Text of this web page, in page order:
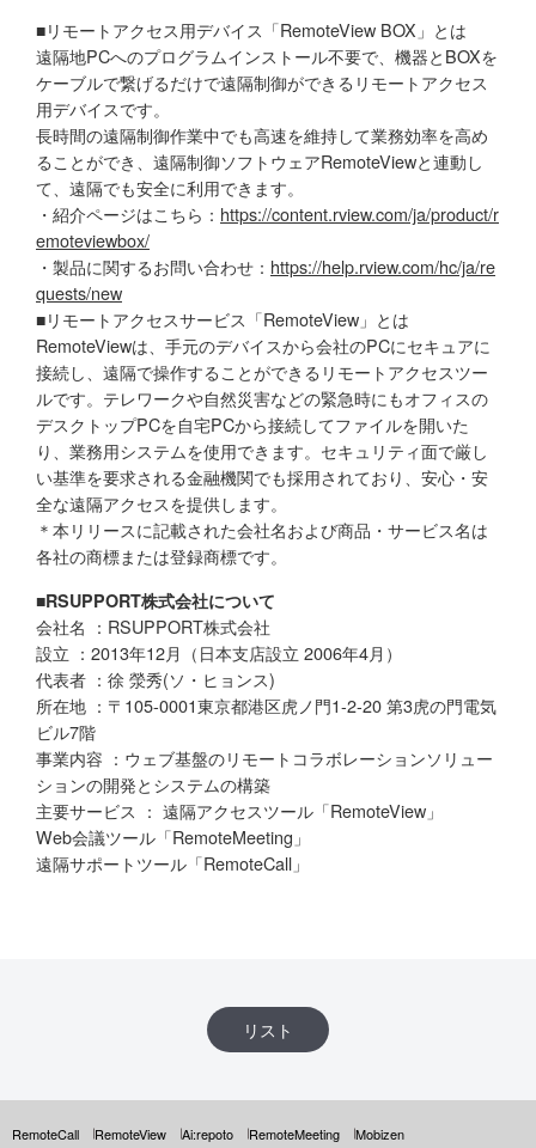
■リモートアクセス用デバイス「RemoteView BOX」とは
遠隔地PCへのプログラムインストール不要で、機器とBOXを
ケーブルで繋げるだけで遠隔制御ができるリモートアクセス
用デバイスです。
長時間の遠隔制御作業中でも高速を維持して業務効率を高め
ることができ、遠隔制御ソフトウェアRemoteViewと連動し
て、遠隔でも安全に利用できます。
・紹介ページはこちら： https://content.rview.com/ja/product/r
emoteviewbox/
・製品に関するお問い合わせ： https://help.rview.com/hc/ja/re
quests/new
■リモートアクセスサービス「RemoteView」とは
RemoteViewは、手元のデバイスから会社のPCにセキュアに
接続し、遠隔で操作することができるリモートアクセスツー
ルです。テレワークや自然災害などの緊急時にもオフィスの
デスクトップPCを自宅PCから接続してファイルを開いた
り、業務用システムを使用できます。セキュリティ面で厳し
い基準を要求される金融機関でも採用されており、安心・安
全な遠隔アクセスを提供します。
＊本リリースに記載された会社名および商品・サービス名は
各社の商標または登録商標です。
■RSUPPORT株式会社について
会社名 ：RSUPPORT株式会社
設立 ：2013年12月（日本支店設立 2006年4月）
代表者 ：徐 滎秀(ソ・ヒョンス)
所在地 ：〒105-0001東京都港区虎ノ門1-2-20 第3虎の門電気
ビル7階
事業内容 ：ウェブ基盤のリモートコラボレーションソリュー
ションの開発とシステムの構築
主要サービス ： 遠隔アクセスツール「RemoteView」
Web会議ツール「RemoteMeeting」
遠隔サポートツール「RemoteCall」
リスト
RemoteCall RemoteView Ai:repoto RemoteMeeting Mobizen